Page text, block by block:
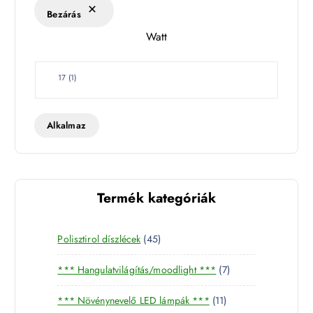
k
Bezárás
Watt
W
t
17 (1)
Alkalmaz
Termék kategóriák
Polisztirol díszlécek 454
5
t
e
r
*** Hangulatvilágítás/moodlight *** 77
t
*** Növénynevelő LED lámpák *** 111